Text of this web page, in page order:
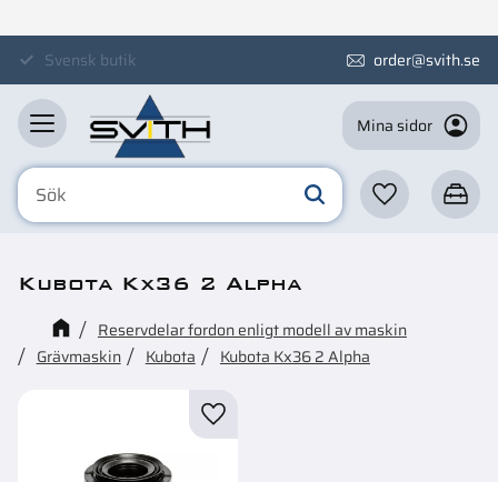
MenySvensk butik order@svith.se
Mina sidor
Favoriter
Kubota Kx36 2 Alpha
Reservdelar fordon enligt modell av maskin
Grävmaskin
Kubota Kubota Kx36 2 Alpha
Lägg till i favoriter